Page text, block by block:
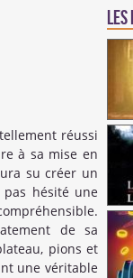
réussi
à sa mise en
su créer un
hésité une
de sa
pions et
une véritable